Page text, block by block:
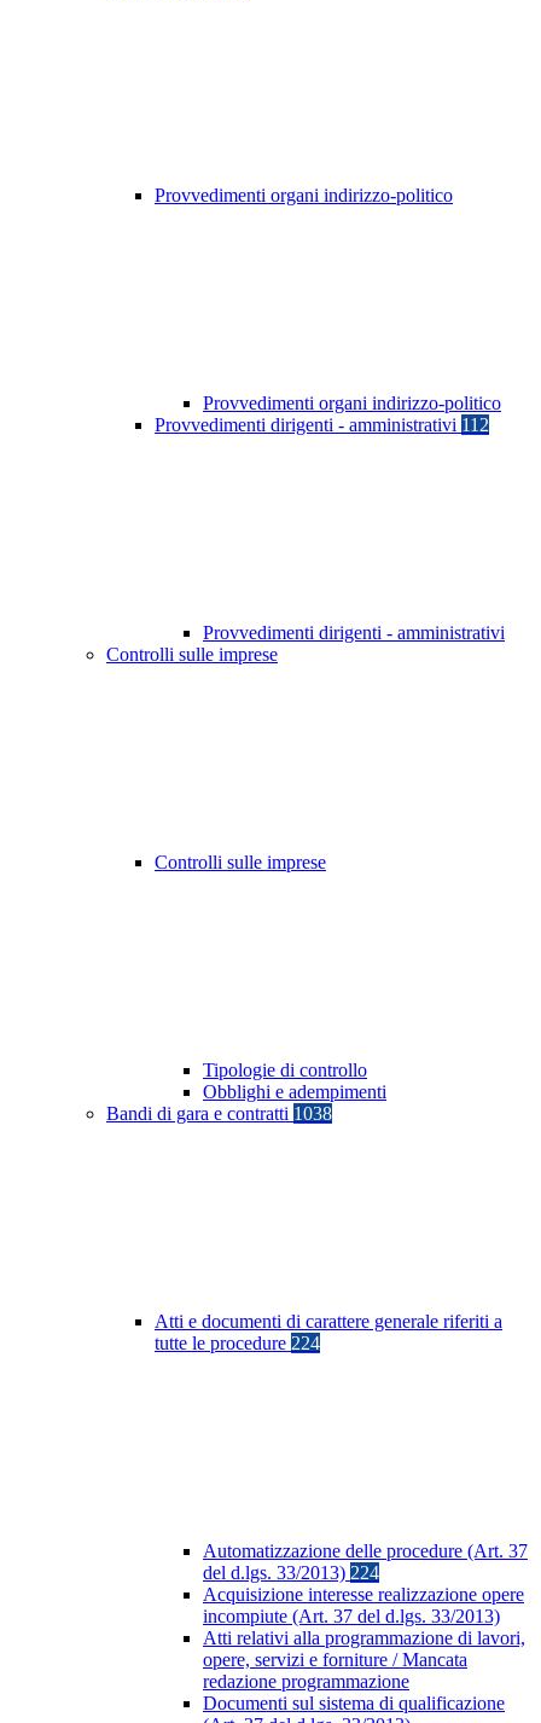
Provvedimenti organi indirizzo-politico
Provvedimenti organi indirizzo-politico
Provvedimenti dirigenti - amministrativi 112
Provvedimenti dirigenti - amministrativi
Controlli sulle imprese
Controlli sulle imprese
Tipologie di controllo
Obblighi e adempimenti
Bandi di gara e contratti 1038
Atti e documenti di carattere generale riferiti a
tutte le procedure 224
Automatizzazione delle procedure (Art. 37
del d.lgs. 33/2013) 224
Acquisizione interesse realizzazione opere
incompiute (Art. 37 del d.lgs. 33/2013)
Atti relativi alla programmazione di lavori,
opere, servizi e forniture / Mancata
redazione programmazione
Documenti sul sistema di qualificazione